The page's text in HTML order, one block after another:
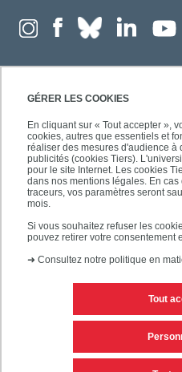
GÉRER LES COOKIES
En cliquant sur « Tout accepter »,
cookies, autres que essentiels et
réaliser des mesures d'audience à
publicités (cookies Tiers).
pour le site Internet. Les cookies
dans nos mentions légales. En
traceurs, vos paramètres seront
mois.
Si vous souhaitez refuser les
pouvez retirer votre consentement
➜ Consultez notre politique en
Tout
Mentions
Personnaliser les cookies